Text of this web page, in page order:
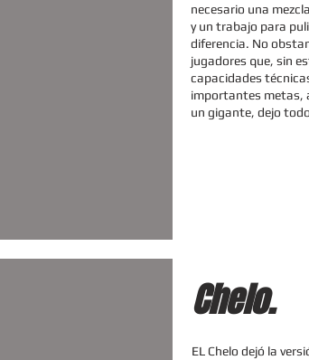
Chelo.
EL Chelo dejó la
necesario una
y un trabajo para
diferencia. No
jugadores que, sin
capacidades
importantes metas,
un gigante, dejo